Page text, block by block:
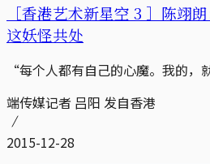
［香港艺术新星空 3 ］陈翊
这妖怪共处
“每个人都有自己的心魔。我的，
端传媒记者 吕阳 发自香港
2015-12-28